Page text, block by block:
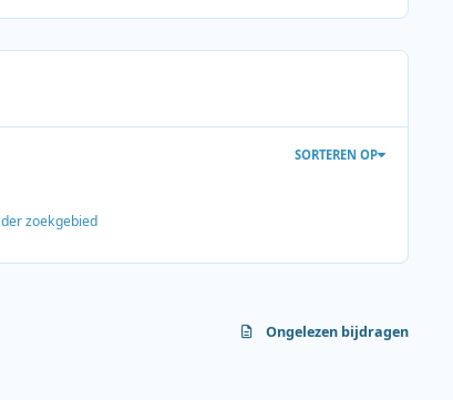
SORTEREN OP
zoekgebied
Ongelezen bijdragen